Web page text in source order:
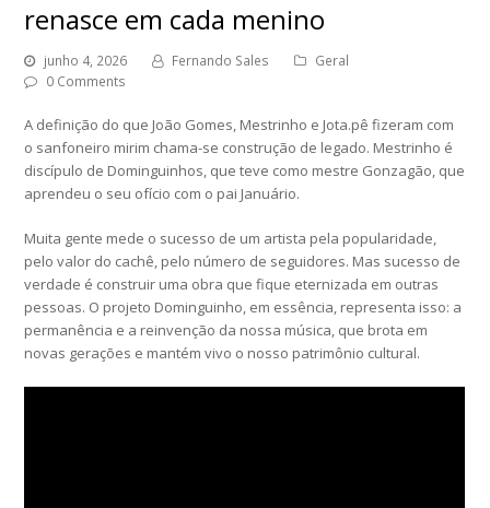
renasce em cada menino
junho 4, 2026 Fernando Sales
Geral
0 Comments
A definição do que João Gomes, Mestrinho e Jota.pê fizeram com
o sanfoneiro mirim chama-se construção de legado. Mestrinho é
discípulo de Dominguinhos, que teve como mestre Gonzagão, que
aprendeu o seu ofício com o pai Januário.
Muita gente mede o sucesso de um artista pela popularidade,
pelo valor do cachê, pelo número de seguidores. Mas sucesso de
verdade é construir uma obra que fique eternizada em outras
pessoas. O projeto Dominguinho, em essência, representa isso: a
permanência e a reinvenção da nossa música, que brota em
novas gerações e mantém vivo o nosso patrimônio cultural.